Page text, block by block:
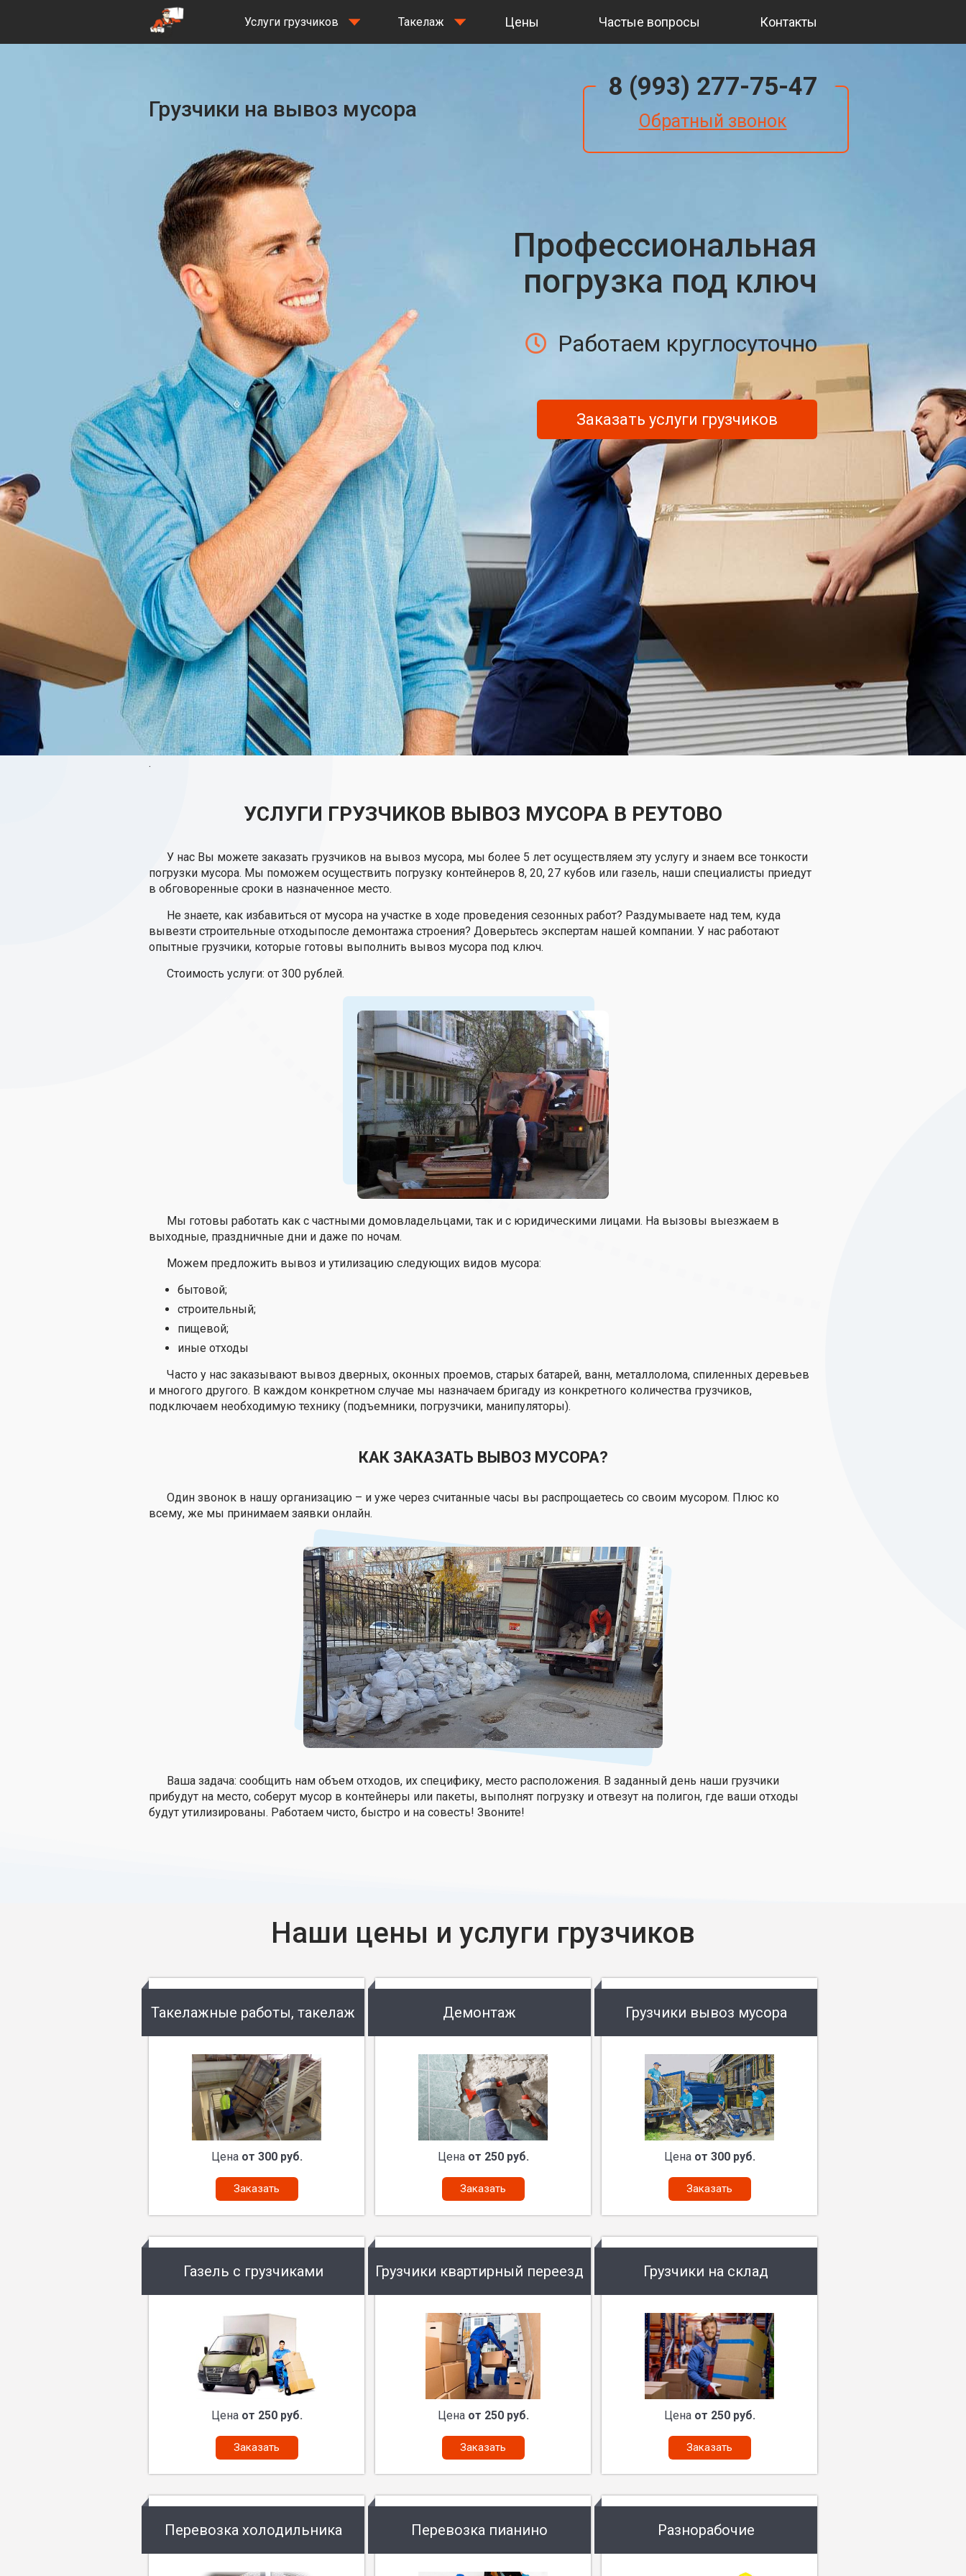
Услуги грузчиков Такелаж Цены Частые вопросы Контакты
Грузчики на вывоз мусора
8 (993) 277-75-47
Обратный звонок
Профессиональная
погрузка под ключ
Работаем круглосуточно
Заказать услуги грузчиков
.
УСЛУГИ ГРУЗЧИКОВ ВЫВОЗ МУСОРА В РЕУТОВО
У нас Вы можете заказать грузчиков на вывоз мусора, мы более 5 лет осуществляем эту услугу и знаем все тонкости
погрузки мусора. Мы поможем осуществить погрузку контейнеров 8, 20, 27 кубов или газель, наши специалисты приедут
в обговоренные сроки в назначенное место.
Не знаете, как избавиться от мусора на участке в ходе проведения сезонных работ? Раздумываете над тем, куда
вывезти строительные отходыпосле демонтажа строения? Доверьтесь экспертам нашей компании. У нас работают
опытные грузчики, которые готовы выполнить вывоз мусора под ключ.
Стоимость услуги: от 300 рублей.
Мы готовы работать как с частными домовладельцами, так и с юридическими лицами. На вызовы выезжаем в
выходные, праздничные дни и даже по ночам.
Можем предложить вывоз и утилизацию следующих видов мусора:
бытовой;
строительный;
пищевой;
иные отходы
Часто у нас заказывают вывоз дверных, оконных проемов, старых батарей, ванн, металлолома, спиленных деревьев
и многого другого. В каждом конкретном случае мы назначаем бригаду из конкретного количества грузчиков,
подключаем необходимую технику (подъемники, погрузчики, манипуляторы).
КАК ЗАКАЗАТЬ ВЫВОЗ МУСОРА?
Один звонок в нашу организацию – и уже через считанные часы вы распрощаетесь со своим мусором. Плюс ко
всему, же мы принимаем заявки онлайн.
Ваша задача: сообщить нам объем отходов, их специфику, место расположения. В заданный день наши грузчики
прибудут на место, соберут мусор в контейнеры или пакеты, выполнят погрузку и отвезут на полигон, где ваши отходы
будут утилизированы. Работаем чисто, быстро и на совесть! Звоните!
Наши цены и услуги грузчиков
Такелажные работы, такелаж
Цена от 300 руб.
Заказать
Демонтаж
Цена от 250 руб.
Заказать
Грузчики вывоз мусора
Цена от 300 руб.
Заказать
Газель с грузчиками
Цена от 250 руб.
Заказать
Грузчики квартирный переезд
Цена от 250 руб.
Заказать
Грузчики на склад
Цена от 250 руб.
Заказать
Перевозка холодильника Перевозка пианино Разнорабочие